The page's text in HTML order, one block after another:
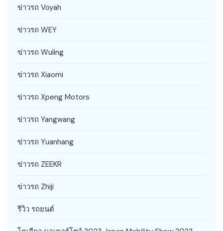
ข่าวรถ Voyah
ข่าวรถ WEY
ข่าวรถ Wuling
ข่าวรถ Xiaomi
ข่าวรถ Xpeng Motors
ข่าวรถ Yangwang
ข่าวรถ Yuanhang
ข่าวรถ ZEEKR
ข่าวรถ Zhiji
รีวิว รถยนต์